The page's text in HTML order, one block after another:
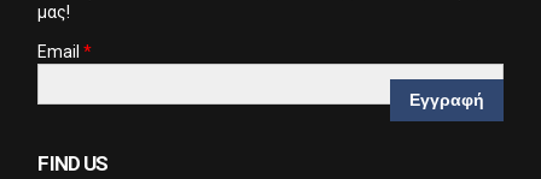
μας!
Email*
This
FIND US